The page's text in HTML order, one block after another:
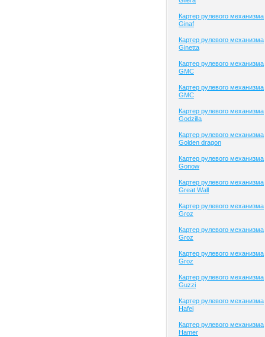
Картер рулевого механизма
Ginaf
Картер рулевого механизма
Ginetta
Картер рулевого механизма
GMC
Картер рулевого механизма
GMC
Картер рулевого механизма
Godzilla
Картер рулевого механизма
Golden dragon
Картер рулевого механизма
Gonow
Картер рулевого механизма
Great Wall
Картер рулевого механизма
Groz
Картер рулевого механизма
Groz
Картер рулевого механизма
Groz
Картер рулевого механизма
Guzzi
Картер рулевого механизма
Hafei
Картер рулевого механизма
Hamer